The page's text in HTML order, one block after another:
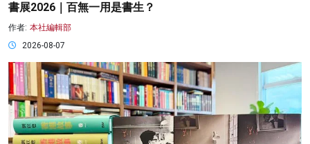
書展2026｜百無一用是書生？
作者: 本社編輯部
2026-08-07